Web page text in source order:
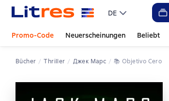
DE
Promo-Code Neuerscheinungen Beliebt
Bücher Thriller Джек Марс 📚 Objetivo Cero